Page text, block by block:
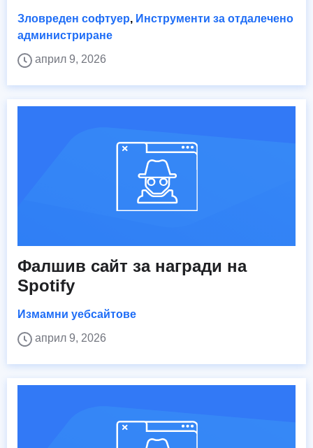
Зловреден софтуер, Инструменти за отдалечено
администриране
април 9, 2026
Фалшив сайт за награди на
Spotify
Измамни уебсайтове
април 9, 2026